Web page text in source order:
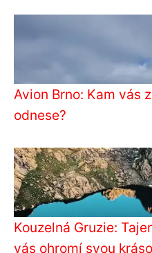
Avion Brno: Kam vás
odnese?
Kouzelná Gruzie:
vás ohromí svou